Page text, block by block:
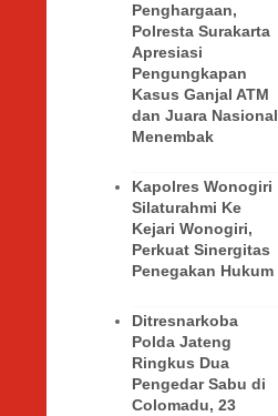
Penghargaan,
Polresta Surakarta
Apresiasi
Pengungkapan
Kasus Ganjal ATM
dan Juara Nasional
Menembak
Kapolres Wonogiri
Silaturahmi Ke
Kejari Wonogiri,
Perkuat Sinergitas
Penegakan Hukum
Ditresnarkoba
Polda Jateng
Ringkus Dua
Pengedar Sabu di
Colomadu, 23